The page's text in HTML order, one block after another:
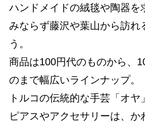
ハンドメイドの絨毯や陶器を
みならず藤沢や葉山から訪れ
う。
商品は100円代のものから、
のまで幅広いラインナップ。
トルコの伝統的な手芸「オヤ
ピアスやアクセサリーは、か